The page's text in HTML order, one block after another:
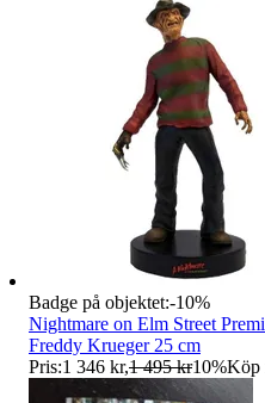
Badge på objektet:-10%
Nightmare on Elm Street
Freddy Krueger 25 cm
Pris:1 346 kr,1 495 kr10%Köp